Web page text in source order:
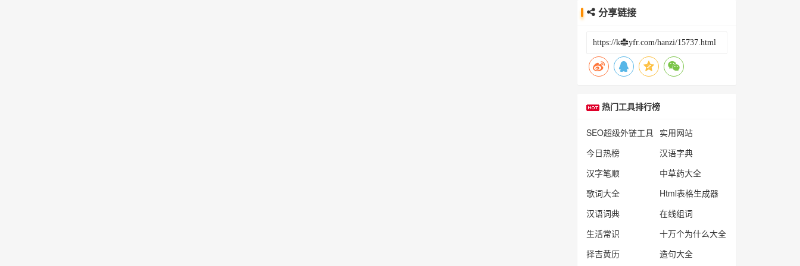
分享链接
热门工具排行榜
SEO超级外链工具 实用网站
今日热榜
汉语字典
汉字笔顺
中草药大全
歌词大全
Html表格生成器
汉语词典
在线组词
生活常识
十万个为什么大全
择吉黄历
造句大全